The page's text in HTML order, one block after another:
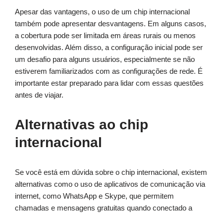
Apesar das vantagens, o uso de um chip internacional
também pode apresentar desvantagens. Em alguns casos,
a cobertura pode ser limitada em áreas rurais ou menos
desenvolvidas. Além disso, a configuração inicial pode ser
um desafio para alguns usuários, especialmente se não
estiverem familiarizados com as configurações de rede. É
importante estar preparado para lidar com essas questões
antes de viajar.
Alternativas ao chip
internacional
Se você está em dúvida sobre o chip internacional, existem
alternativas como o uso de aplicativos de comunicação via
internet, como WhatsApp e Skype, que permitem
chamadas e mensagens gratuitas quando conectado a